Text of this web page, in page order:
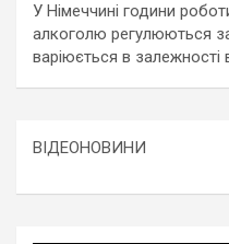
У Німеччині години
алкоголю регулюються
варіюється в залежності
ВІДЕОНОВИНИ